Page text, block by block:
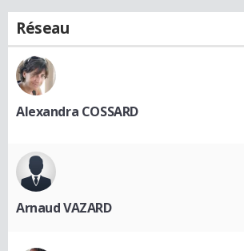
Réseau
Alexandra COSSARD
Arnaud VAZARD